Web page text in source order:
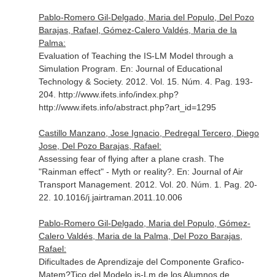
Pablo-Romero Gil-Delgado, Maria del Populo, Del Pozo
Barajas, Rafael, Gómez-Calero Valdés, Maria de la
Palma:
Evaluation of Teaching the IS-LM Model through a
Simulation Program. En: Journal of Educational
Technology & Society. 2012. Vol. 15. Núm. 4. Pag. 193-
204. http://www.ifets.info/index.php?
http://www.ifets.info/abstract.php?art_id=1295
Castillo Manzano, Jose Ignacio, Pedregal Tercero, Diego
Jose, Del Pozo Barajas, Rafael:
Assessing fear of flying after a plane crash. The
"Rainman effect" - Myth or reality?. En: Journal of Air
Transport Management. 2012. Vol. 20. Núm. 1. Pag. 20-
22. 10.1016/j.jairtraman.2011.10.006
Pablo-Romero Gil-Delgado, Maria del Populo, Gómez-
Calero Valdés, Maria de la Palma, Del Pozo Barajas,
Rafael:
Dificultades de Aprendizaje del Componente Grafico-
Matem?Tico del Modelo is-Lm de los Alumnos de